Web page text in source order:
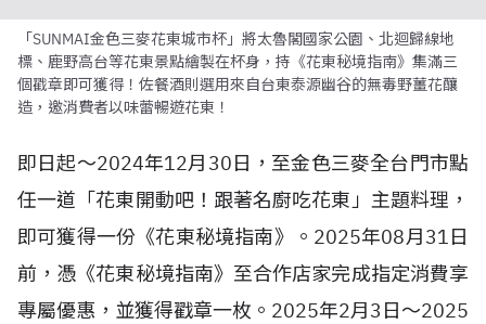
「SUNMAI金色三麥花東城市杯」將太魯閣國家公園、北迴歸線地
標、鹿野高台等花東景點繪製在杯身，持《花東秘境指南》集滿三
個戳章即可獲得！佐餐酒則選用來自台東泰源幽谷的無毒野薑花釀
造，邀消費者以味蕾暢遊花東！
即日起～2024年12月 30日，至金色三麥全台門市點
任一道「花東開動吧！跟著名廚吃花東」主題料理，
即可獲得一份《花東秘境指南》。 2025年08月31日
前，憑《花東秘境指南》至合作店家完成指定消費享
專屬優惠，並獲得戳章一枚。 2025年2月3 日～2025